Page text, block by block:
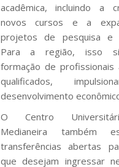
acadêmica, incluindo a
novos cursos e a
projetos de pesquisa e
Para a região, isso
formação de profissionais
qualificados,
desenvolvimento
O Centro
Medianeira também
transferências abertas
que desejam ingressar